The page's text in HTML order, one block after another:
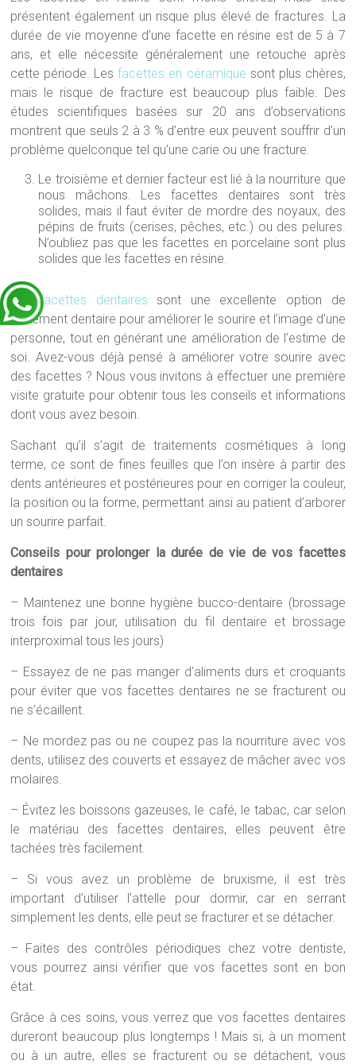
présentent également un risque plus élevé de fractures. La
durée de vie moyenne d’une facette en résine est de 5 à 7
ans, et elle nécessite généralement une retouche après
cette période. Lesfacettes en céramique sont plus chères,
mais le risque de fracture est beaucoup plus faible. Des
études scientifiques basées sur 20 ans d’observations
montrent que seuls 2 à 3 % d’entre eux peuvent souffrir d’un
problème quelconque tel qu’une carie ou une fracture.
Le troisième et dernier facteur est lié à la nourriture que
nous mâchons. Les facettes dentaires sont très
solides, mais il faut éviter de mordre des noyaux, des
pépins de fruits (cerises, pêches, etc.) ou des pelures.
N’oubliez pas que les facettes en porcelaine sont plus
solides que les facettes en résine.
Lesfacettes dentaires sont une excellente option de
traitement dentaire pour améliorer le sourire et l’image d’une
personne, tout en générant une amélioration de l’estime de
soi. Avez-vous déjà pensé à améliorer votre sourire avec
des facettes ? Nous vous invitons à effectuer une première
visite gratuite pour obtenir tous les conseils et informations
dont vous avez besoin.
Sachant qu’il s’agit de traitements cosmétiques à long
terme, ce sont de fines feuilles que l’on insère à partir des
dents antérieures et postérieures pour en corriger la couleur,
la position ou la forme, permettant ainsi au patient d’arborer
un sourire parfait.
Conseils pour prolonger la durée de vie de vos facettes
dentaires
– Maintenez une bonne hygiène bucco-dentaire (brossage
trois fois par jour, utilisation du fil dentaire et brossage
interproximal tous les jours)
– Essayez de ne pas manger d’aliments durs et croquants
pour éviter que vos facettes dentaires ne se fracturent ou
ne s’écaillent.
– Ne mordez pas ou ne coupez pas la nourriture avec vos
dents, utilisez des couverts et essayez de mâcher avec vos
molaires.
– Évitez les boissons gazeuses, le café, le tabac, car selon
le matériau des facettes dentaires, elles peuvent être
tachées très facilement.
– Si vous avez un problème de bruxisme, il est très
important d’utiliser l’attelle pour dormir, car en serrant
simplement les dents, elle peut se fracturer et se détacher.
– Faites des contrôles périodiques chez votre dentiste,
vous pourrez ainsi vérifier que vos facettes sont en bon
état.
Grâce à ces soins, vous verrez que vos facettes dentaires
dureront beaucoup plus longtemps ! Mais si, à un moment
ou à un autre, elles se fracturent ou se détachent, vous